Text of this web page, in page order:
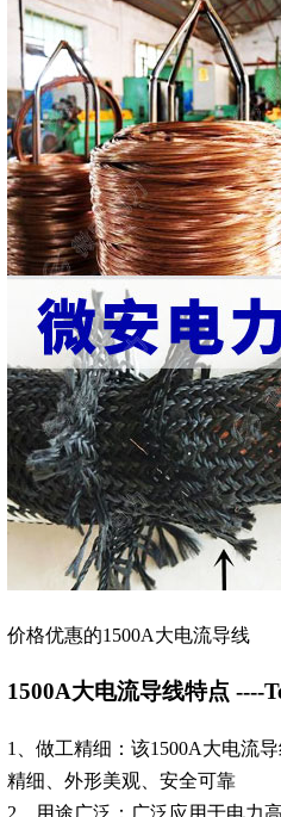
价格优惠的1500A大电流导线
1500A大电流导线特点 ----
1、做工精细：该1500A大电流
精细、外形美观、安全可靠
2、用途广泛：广泛应用于电力